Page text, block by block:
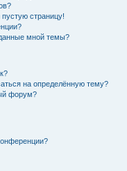
пустую страницу!
мной темы?
на определённую тему?
форум?